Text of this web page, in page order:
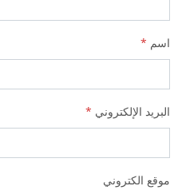
اسم *
البريد الإلكتروني *
موقع الكتروني